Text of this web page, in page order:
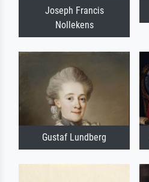
Joseph Francis
Nollekens
Gustaf Lundberg